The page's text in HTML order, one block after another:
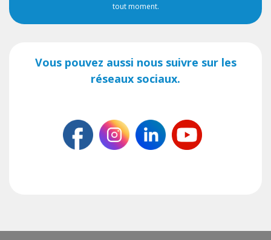
tout moment.
Vous pouvez aussi nous suivre sur les
réseaux sociaux.